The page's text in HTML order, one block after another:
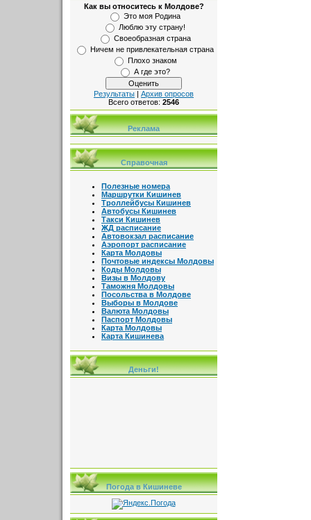
Как вы относитесь к Молдове?
Это моя Родина
Люблю эту страну!
Своеобразная страна
Ничем не привлекательная страна
Плохо знаком
А где это?
Результаты | Архив опросов
Всего ответов: 2546
Реклама
Справочная
Полезные номера
Маршрутки Кишинев
Троллейбусы Кишинев
Автобусы Кишинев
Такси Кишинев
ЖД расписание
Автовокзал расписание
Аэропорт расписание
Карта Молдовы
Почтовые индексы Молдовы
Коды Молдовы
Визы в Молдову
Таможня Молдовы
Посольства в Молдове
Выборы в Молдове
Валюта Молдовы
Паспорт Молдовы
Карта Молдовы
Карта Кишинева
Деньги!
Погода в Кишиневе